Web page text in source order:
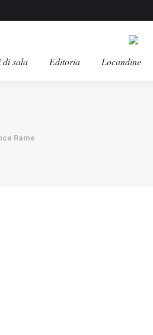
di sala Editoria Locandine
Rame